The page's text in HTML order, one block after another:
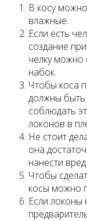
В косу
влажные.
Если есть
создание
челку можно
набок.
Чтобы коса
должны
соблюдать
локонов в
Не стоит
она
нанести
Чтобы
косы можно
Если локоны